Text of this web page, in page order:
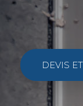
DEVIS